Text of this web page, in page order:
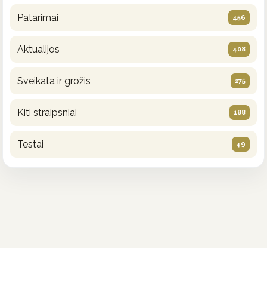
Patarimai 456
Aktualijos 408
Sveikata ir grožis 275
Kiti straipsniai 188
Testai 49